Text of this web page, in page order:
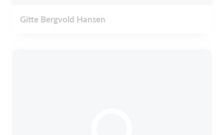
Gitte Bergvold Hansen